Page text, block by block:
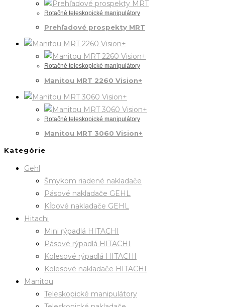
Rotačné teleskopické manipulátory
Prehľadové prospekty MRT
Rotačné teleskopické manipulátory
Manitou MRT 2260 Vision+
Rotačné teleskopické manipulátory
Manitou MRT 3060 Vision+
Kategórie
Gehl
Šmykom riadené nakladače
Pásové nakladače GEHL
Kĺbové nakladače GEHL
Hitachi
Mini rýpadlá HITACHI
Pásové rýpadlá HITACHI
Kolesové rýpadlá HITACHI
Kolesové nakladače HITACHI
Manitou
Teleskopické manipulátory